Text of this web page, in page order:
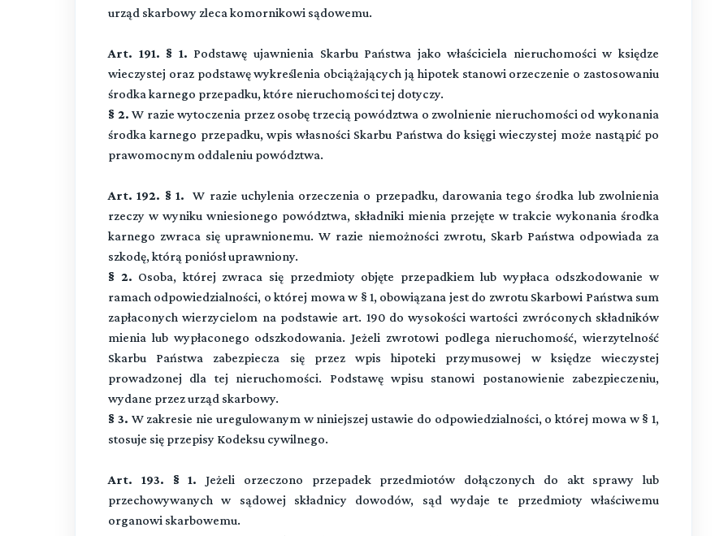
urząd skarbowy zleca komornikowi sądowemu.
Art. 191. § 1. Podstawę ujawnienia Skarbu Państwa jako właściciela nieruchomości w księdze
wieczystej oraz podstawę wykreślenia obciążających ją hipotek stanowi orzeczenie o zastosowaniu
środka karnego przepadku, które nieruchomości tej dotyczy.
§ 2. W razie wytoczenia przez osobę trzecią powództwa o zwolnienie nieruchomości od wykonania
środka karnego przepadku, wpis własności Skarbu Państwa do księgi wieczystej może nastąpić po
prawomocnym oddaleniu powództwa.
Art. 192. § 1. W razie uchylenia orzeczenia o przepadku, darowania tego środka lub zwolnienia
rzeczy w wyniku wniesionego powództwa, składniki mienia przejęte w trakcie wykonania środka
karnego zwraca się uprawnionemu. W razie niemożności zwrotu, Skarb Państwa odpowiada za
szkodę, którą poniósł uprawniony.
§ 2. Osoba, której zwraca się przedmioty objęte przepadkiem lub wypłaca odszkodowanie w
ramach odpowiedzialności, o której mowa w § 1, obowiązana jest do zwrotu Skarbowi Państwa sum
zapłaconych wierzycielom na podstawie art. 190 do wysokości wartości zwróconych składników
mienia lub wypłaconego odszkodowania. Jeżeli zwrotowi podlega nieruchomość, wierzytelność
Skarbu Państwa zabezpiecza się przez wpis hipoteki przymusowej w księdze wieczystej
prowadzonej dla tej nieruchomości. Podstawę wpisu stanowi postanowienie zabezpieczeniu,
wydane przez urząd skarbowy.
§ 3. W zakresie nie uregulowanym w niniejszej ustawie do odpowiedzialności, o której mowa w § 1,
stosuje się przepisy Kodeksu cywilnego.
Art. 193. § 1. Jeżeli orzeczono przepadek przedmiotów dołączonych do akt sprawy lub
przechowywanych w sądowej składnicy dowodów, sąd wydaje te przedmioty właściwemu
organowi skarbowemu.